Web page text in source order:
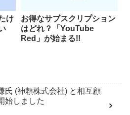
け
お得なサブスクリプション
はどれ？「YouTube
Red」が始まる!!
氏 (神頼株式会社) と相互顧
始しました